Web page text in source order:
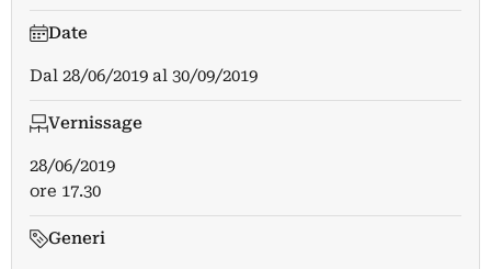
Date
Dal 28/06/2019 al 30/09/2019
Vernissage
28/06/2019
ore 17.30
Generi